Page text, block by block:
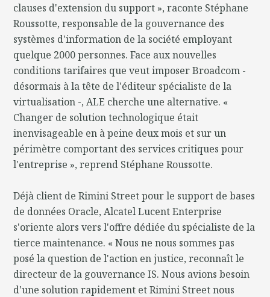
clauses d'extension du support », raconte Stéphane
Roussotte, responsable de la gouvernance des
systèmes d'information de la société employant
quelque 2000 personnes. Face aux nouvelles
conditions tarifaires que veut imposer Broadcom -
désormais à la tête de l'éditeur spécialiste de la
virtualisation -, ALE cherche une alternative. «
Changer de solution technologique était
inenvisageable en à peine deux mois et sur un
périmètre comportant des services critiques pour
l'entreprise », reprend Stéphane Roussotte.
Déjà client de Rimini Street pour le support de bases
de données Oracle, Alcatel Lucent Enterprise
s'oriente alors vers l'offre dédiée du spécialiste de la
tierce maintenance. « Nous ne nous sommes pas
posé la question de l'action en justice, reconnaît le
directeur de la gouvernance IS. Nous avions besoin
d'une solution rapidement et Rimini Street nous